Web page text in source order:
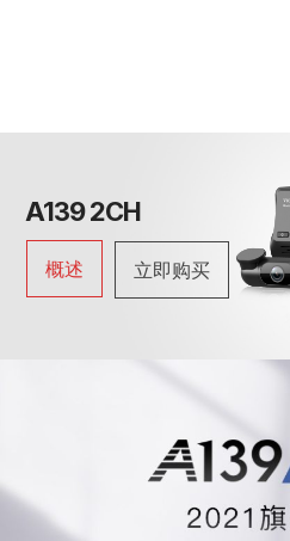
A139 2CH
概述 立即购买